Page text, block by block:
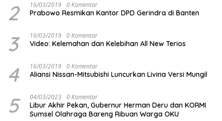
2 16/03/2019 0 Komentar
Prabowo Resmikan Kantor DPD Gerindra di Banten
3 16/03/2019 0 Komentar
Video: Kelemahan dan Kelebihan All New Terios
4 16/03/2019 0 Komentar
Aliansi Nissan-Mitsubishi Luncurkan Livina Versi Mungil
5 04/03/2023 0 Komentar
Libur Akhir Pekan, Gubernur Herman Deru dan KORMI
Sumsel Olahraga Bareng Ribuan Warga OKU